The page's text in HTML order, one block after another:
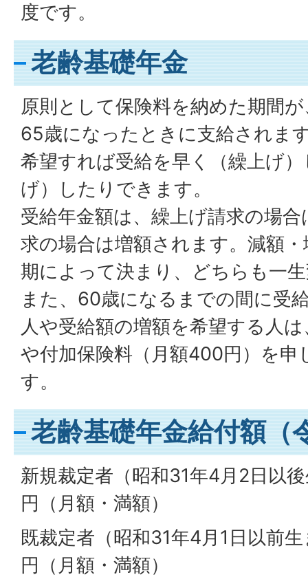
度です。
老齢基礎年金
原則として保険料を納めた期間
65歳になったときに支給されま
希望すれば受給を早く（繰上げ
げ）したりできます。
受給年金額は、繰上げ請求の場
求の場合は増額されます。減額
期によって決まり、どちらも一
また、60歳になるまでの間に受
人や受給額の増額を希望する人
や付加保険料（月額400円）を申
す。
老齢基礎年金給付額（
新規裁定者（昭和31年4月2日以
円（月額・満額）
既裁定者（昭和31年4月1日以
円（月額・満額）